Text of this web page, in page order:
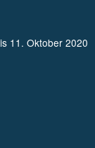
11. Oktober 2020